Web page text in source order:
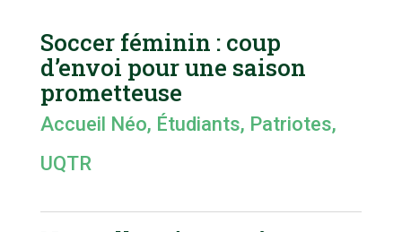
Soccer féminin : coup
d’envoi pour une saison
prometteuse
Accueil Néo, Étudiants, Patriotes,
UQTR